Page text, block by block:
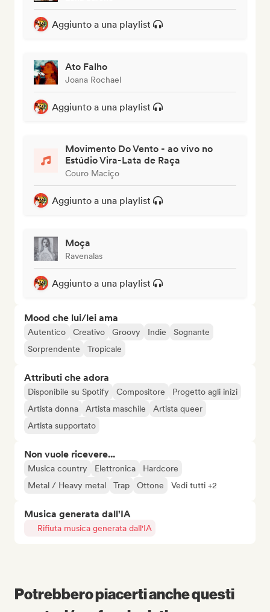
Aggiunto a una playlist
Ato Falho
Joana Rochael
Aggiunto a una playlist
Movimento Do Vento - ao vivo no
Estúdio Vira-Lata de Raça
Couro Maciço
Aggiunto a una playlist
Moça
Ravenalas
Aggiunto a una playlist
Mood che lui/lei ama
Autentico Creativo Groovy Indie
Sognante
Sorprendente
Tropicale
Attributi che adora
Disponibile su Spotify Compositore
Progetto agli inizi
Artista donna
Artista maschile
Artista queer
Artista supportato
Non vuole ricevere...
Musica country Elettronica
Hardcore
Metal / Heavy metal
Trap Ottone Vedi tutti +2
Musica generata dall'IA
Rifiuta musica generata dall'IA
Potrebbero piacerti anche questi